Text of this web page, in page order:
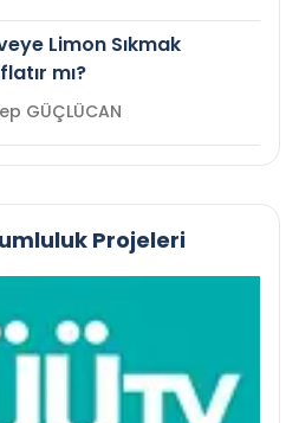
Limon Sıkmak
mı?
Zeynep GÜÇLÜCAN
Projeleri